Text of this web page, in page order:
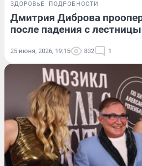
ЗДОРОВЬЕ ПОДРОБНОСТИ
Дмитрия Диброва
после падения с лестницы
25 июня, 2026, 19:15 832 1